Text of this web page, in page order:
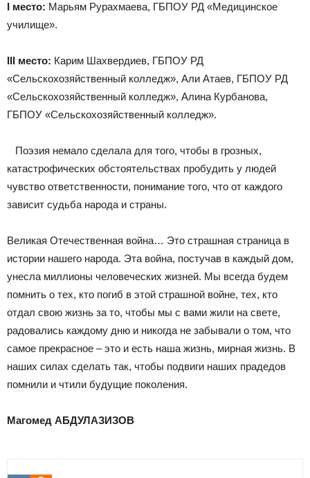
I место: Марьям Рурахмаева, ГБПОУ РД «Медицинское
училище».
III место: Карим Шахвердиев, ГБПОУ РД
«Сельскохозяйственный колледж», Али Атаев, ГБПОУ РД
«Сельскохозяйственный колледж», Алина Курбанова,
ГБПОУ «Сельскохозяйственный колледж».
Поэзия немало сделала для того, чтобы в грозных,
катастрофических обстоятельствах пробудить у людей
чувство ответственности, понимание того, что от каждого
зависит судьба народа и страны.
Великая Отечественная война… Это страшная страница в
истории нашего народа. Эта война, постучав в каждый дом,
унесла миллионы человеческих жизней. Мы всегда будем
помнить о тех, кто погиб в этой страшной войне, тех, кто
отдал свою жизнь за то, чтобы мы с вами жили на свете,
радовались каждому дню и никогда не забывали о том, что
самое прекрасное – это и есть наша жизнь, мирная жизнь. В
наших силах сделать так, чтобы подвиги наших прадедов
помнили и чтили будущие поколения.
Магомед АБДУЛАЗИЗОВ